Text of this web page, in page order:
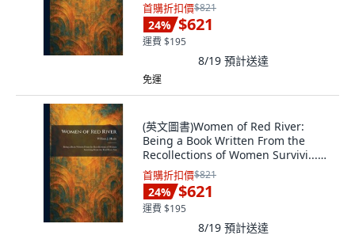
首購折扣價$821
24% $621
運費 $195
8/19 預計送達
免運
(英文圖書)Women of Red River:
Being a Book Written From the
Recollections of Women Survivi...
平裝版, Tradd Street Press, 英文
首購折扣價$821
24% $621
運費 $195
8/19 預計送達